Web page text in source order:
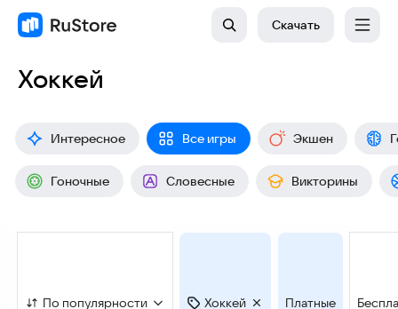
Скачать
Хоккей
Интересное Все игры Экшен
Гоночные Словесные Викторины
По популярности Хоккей Платные